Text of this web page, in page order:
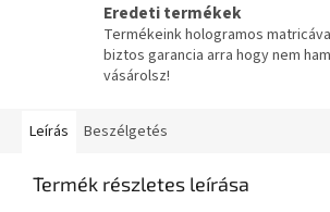
Eredeti termékek
Termékeink hologramos
biztos garancia arra hogy nem
vásárolsz!
Leírás Beszélgetés
Termék részletes leírása